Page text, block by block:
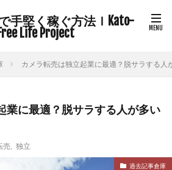
手堅く稼ぐ方法ｌKato-
Free Life Project
カメラ転売は独立起業に最適？脱サラする人
業に最適？脱サラする人が多い
売 独立
過去記事倉庫